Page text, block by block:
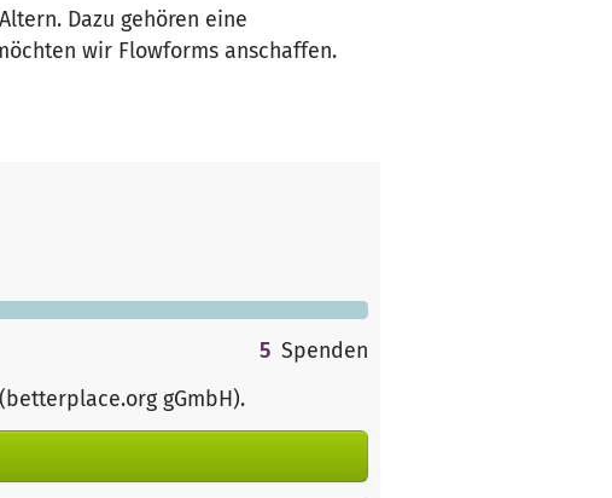
Dazu gehören eine
wir Flowforms anschaffen.
5 Spenden
gGmbH).